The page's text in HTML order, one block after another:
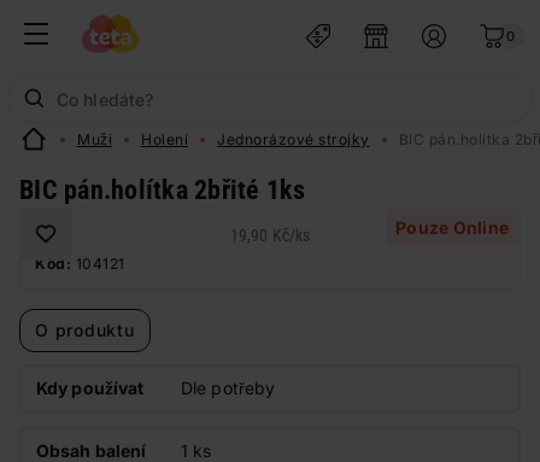
0
Muži Holení Jednorázové strojky BIC pán.holítka
BIC pán.holítka 2břité 1ks
Pouze Online
19,90 Kč/ks
Kód: 104121
O produktu
Kdy používat Dle potřeby
Obsah balení 1 ks